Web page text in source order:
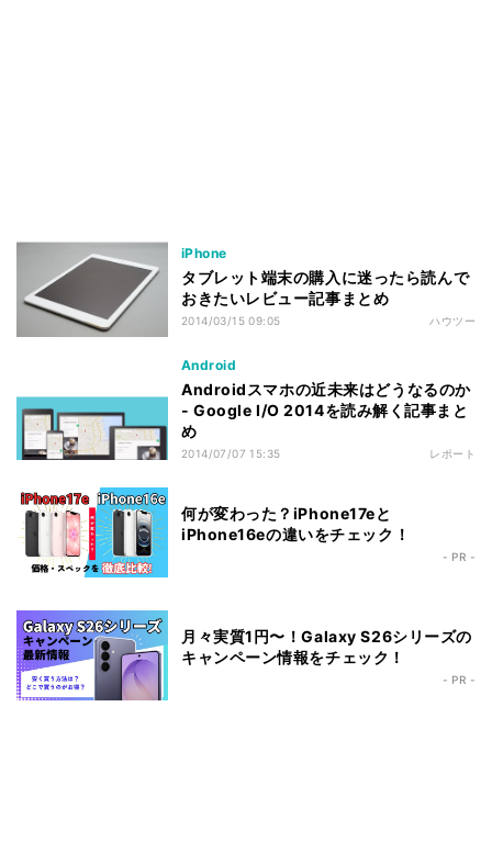
iPhone
タブレット端末の購入に迷ったら読んで
おきたいレビュー記事まとめ
2014/03/15 09:05 ハウツー
Android
Androidスマホの近未来はどうなるのか
- Google I/O 2014を読み解く記事まと
め
2014/07/07 15:35 レポート
何が変わった？iPhone17eと
iPhone16eの違いをチェック！
- PR -
月々実質1円〜！Galaxy S26シリーズの
キャンペーン情報をチェック！
- PR -